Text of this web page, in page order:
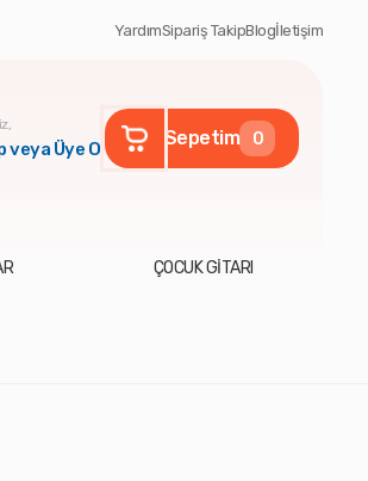
YardımSipariş TakipBlogİletişim
veya Üye Ol Sepetim 0
ÇOCUK GİTARI